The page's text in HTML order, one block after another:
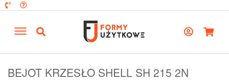
BEJOT KRZESŁO SHELL SH 215 2N